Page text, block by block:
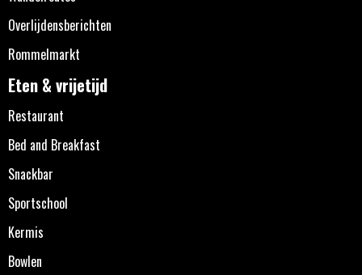
Overlijdensberichten
Rommelmarkt
Eten & vrijetijd
Restaurant
Bed and Breakfast
Snackbar
Sportschool
Kermis
Bowlen